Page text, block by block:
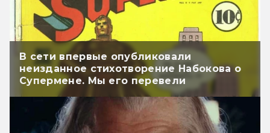
В сети впервые опубликовали
неизданное стихотворение Набокова о
Супермене. Мы его перевели